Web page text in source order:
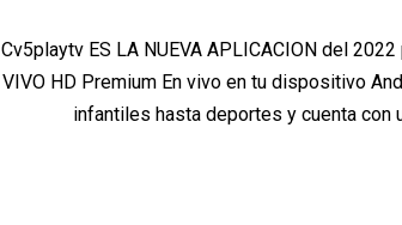
Cv5playtv ES LA NUEVA APLICACION del
VIVO HD Premium En vivo en tu dispositivo
infantiles hasta deportes y cuenta con